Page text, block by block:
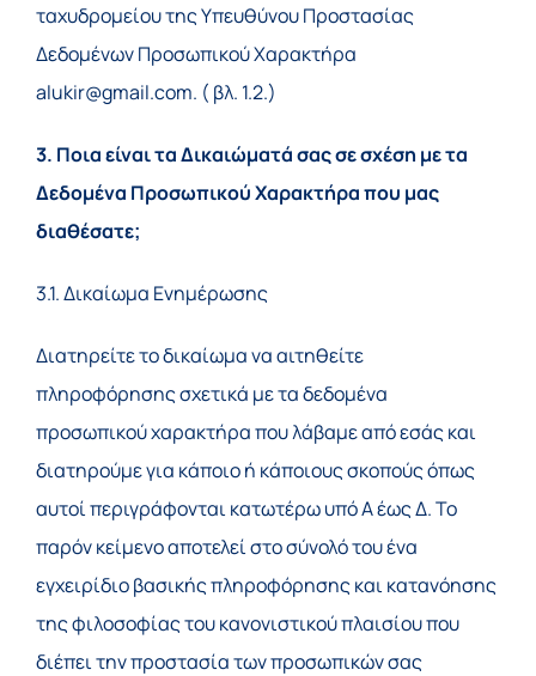
ταχυδρομείου της Υπευθύνου Προστασίας
Δεδομένων Προσωπικού Χαρακτήρα
alukir@gmail.com. ( βλ. 1.2.)
3. Ποια είναι τα Δικαιώματά σας σε σχέση με τα
Δεδομένα Προσωπικού Χαρακτήρα που μας
διαθέσατε;
3.1. Δικαίωμα Ενημέρωσης
Διατηρείτε το δικαίωμα να αιτηθείτε
πληροφόρησης σχετικά με τα δεδομένα
προσωπικού χαρακτήρα που λάβαμε από εσάς και
διατηρούμε για κάποιο ή κάποιους σκοπούς όπως
αυτοί περιγράφονται κατωτέρω υπό Α έως Δ. Το
παρόν κείμενο αποτελεί στο σύνολό του ένα
εγχειρίδιο βασικής πληροφόρησης και κατανόησης
της φιλοσοφίας του κανονιστικού πλαισίου που
διέπει την προστασία των προσωπικών σας